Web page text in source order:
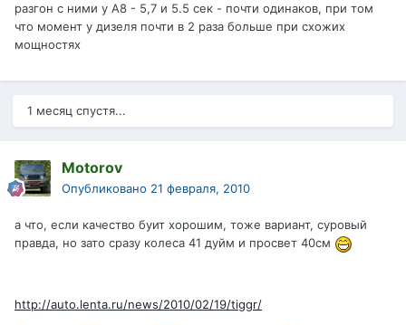
разгон с ними у А8 - 5,7 и 5.5 сек - почти одинаков, при том
что момент у дизеля почти в 2 раза больше при схожих
мощностях
1 месяц спустя...
Motorov
Опубликовано 21 февраля, 2010
а что, если качество буит хорошим, тоже вариант, суровый
правда, но зато сразу колеса 41 дуйм и просвет 40см
http://auto.lenta.ru/news/2010/02/19/tiggr/